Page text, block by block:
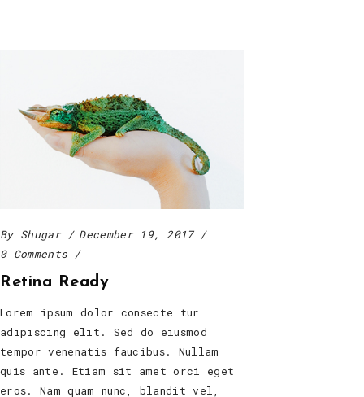
By Shugar
December 19, 2017
0 Comments
Retina Ready
Lorem ipsum dolor consecte tur
adipiscing elit. Sed do eiusmod
tempor venenatis faucibus. Nullam
quis ante. Etiam sit amet orci eget
eros. Nam quam nunc, blandit vel,